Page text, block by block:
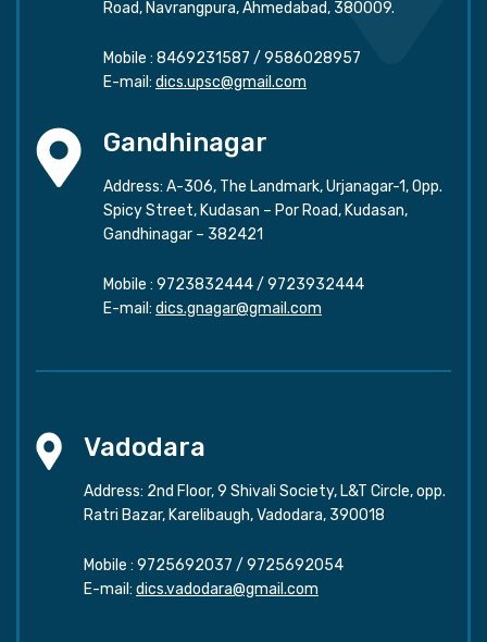
Road, Navrangpura, Ahmedabad, 380009.
Mobile : 8469231587 / 9586028957
E-mail: dics.upsc@gmail.com
Gandhinagar
Address: A-306, The Landmark, Urjanagar-1, Opp.
Spicy Street, Kudasan – Por Road, Kudasan,
Gandhinagar – 382421
Mobile : 9723832444/ 9723932444
E-mail: dics.gnagar@gmail.com
Vadodara
Address: 2nd Floor, 9 Shivali Society, L&T Circle, opp.
Ratri Bazar, Karelibaugh, Vadodara, 390018
Mobile : 9725692037 / 9725692054
E-mail: dics.vadodara@gmail.com